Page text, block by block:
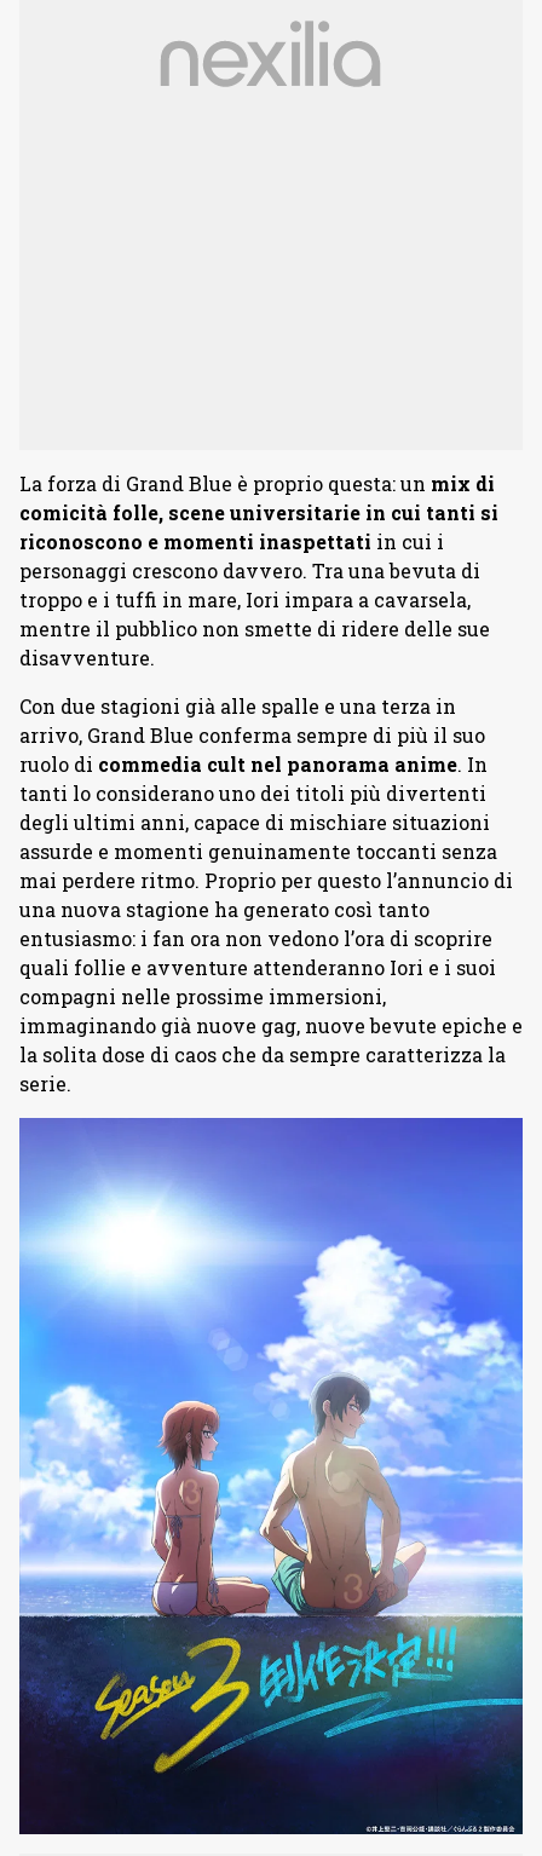
La forza di Grand Blue è proprio questa: un mix di
comicità folle, scene universitarie in cui tanti si
riconoscono e momenti inaspettati in cui i
personaggi crescono davvero. Tra una bevuta di
troppo e i tuffi in mare, Iori impara a cavarsela,
mentre il pubblico non smette di ridere delle sue
disavventure.
Con due stagioni già alle spalle e una terza in
arrivo, Grand Blue conferma sempre di più il suo
ruolo di commedia cult nel panorama anime. In
tanti lo considerano uno dei titoli più divertenti
degli ultimi anni, capace di mischiare situazioni
assurde e momenti genuinamente toccanti senza
mai perdere ritmo. Proprio per questo l’annuncio di
una nuova stagione ha generato così tanto
entusiasmo: i fan ora non vedono l’ora di scoprire
quali follie e avventure attenderanno Iori e i suoi
compagni nelle prossime immersioni,
immaginando già nuove gag, nuove bevute epiche e
la solita dose di caos che da sempre caratterizza la
serie.